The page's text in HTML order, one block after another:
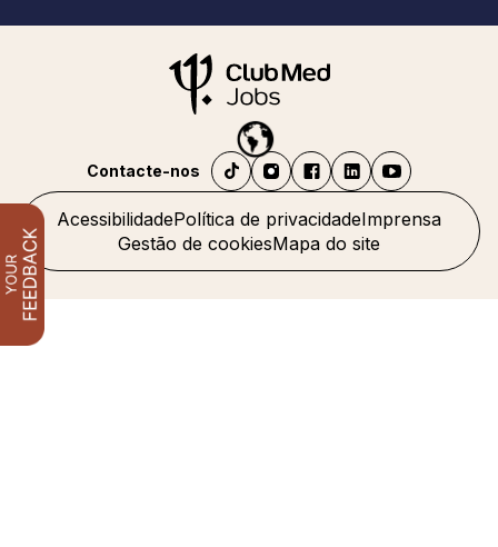
AcessibilidadePolítica de privacidadeImprensa
Gestão de cookiesMapa do site
Contacte-nos